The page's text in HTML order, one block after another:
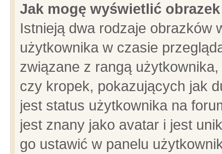
Jak mogę wyświetlić
Istnieją dwa rodzaje obrazków
użytkownika w czasie
związane z rangą
czy kropek, pokazujących jak
jest status użytkownika na
jest znany jako avatar i jest
go ustawić w panelu